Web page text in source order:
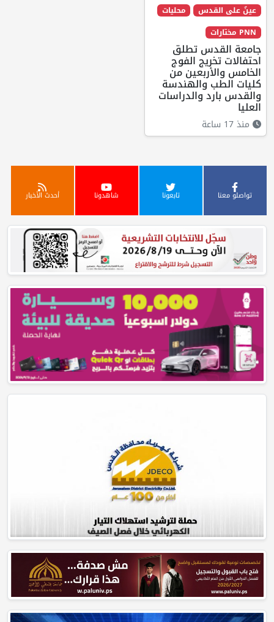
عينٌ على القدس
محليات
PNN مختارات
جامعة القدس تطلق
احتفالات تخريج الفوج
الخامس والأربعين من
كليات الطب والهندسة
والقدس بارد والدراسات
العليا
منذ 17 ساعة
تواصلو معنا تابعونا شاهدونا أحدث الأخبار